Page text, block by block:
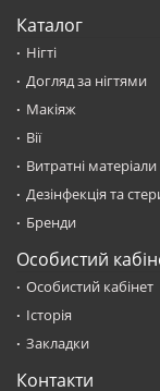
Каталог
Нігті
Догляд за нігтями
Макіяж
Вії
Витратні матеріали
Дезінфекція та
Бренди
Особистий
Особистий кабінет
Історія
Закладки
Контакти